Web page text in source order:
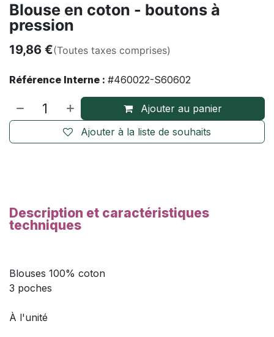
Blouse en coton - boutons à
pression
19,86 €(Toutes taxes comprises)
Référence Interne : #460022-S60602
Ajouter au panier
Ajouter à la liste de souhaits
Description et caractéristiques
techniques
Blouses 100% coton
3 poches
À l'unité